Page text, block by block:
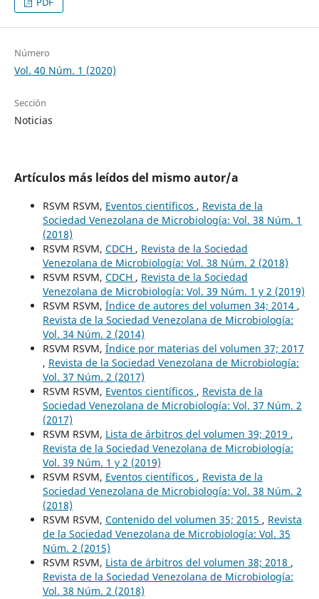
Número
Vol. 40 Núm. 1 (2020)
Sección
Noticias
Artículos más leídos del mismo autor/a
RSVM RSVM, Eventos científicos , Revista de la
Sociedad Venezolana de Microbiología: Vol. 38 Núm. 1
(2018)
RSVM RSVM, CDCH , Revista de la Sociedad
Venezolana de Microbiología: Vol. 38 Núm. 2 (2018)
RSVM RSVM, CDCH , Revista de la Sociedad
Venezolana de Microbiología: Vol. 39 Núm. 1 y 2 (2019)
RSVM RSVM, Índice de autores del volumen 34; 2014 ,
Revista de la Sociedad Venezolana de Microbiología:
Vol. 34 Núm. 2 (2014)
RSVM RSVM, Índice por materias del volumen 37; 2017
, Revista de la Sociedad Venezolana de Microbiología:
Vol. 37 Núm. 2 (2017)
RSVM RSVM, Eventos científicos , Revista de la
Sociedad Venezolana de Microbiología: Vol. 37 Núm. 2
(2017)
RSVM RSVM, Lista de árbitros del volumen 39; 2019 ,
Revista de la Sociedad Venezolana de Microbiología:
Vol. 39 Núm. 1 y 2 (2019)
RSVM RSVM, Eventos científicos , Revista de la
Sociedad Venezolana de Microbiología: Vol. 38 Núm. 2
(2018)
RSVM RSVM, Contenido del volumen 35; 2015 , Revista
de la Sociedad Venezolana de Microbiología: Vol. 35
Núm. 2 (2015)
RSVM RSVM, Lista de árbitros del volumen 38; 2018 ,
Revista de la Sociedad Venezolana de Microbiología:
Vol. 38 Núm. 2 (2018)